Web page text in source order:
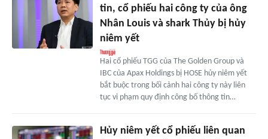
tin, cổ phiếu hai công ty của ông
Nhân Louis và shark Thủy bị hủy
niêm yết
Hai cổ phiếu TGG của The Golden Group và
IBC của Apax Holdings bị HOSE hủy niêm yết
bắt buộc trong bối cảnh hai công ty này liên
tục vi phạm quy định công bố thông tin…
Hủy niêm yết cổ phiếu liên quan